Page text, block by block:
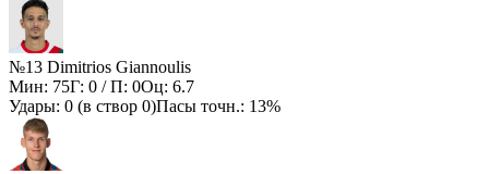
№13 Dimitrios Giannoulis
Мин: 75Г: 0 / П: 0Оц: 6.7
Удары: 0 (в створ 0)Пасы точн.: 13%